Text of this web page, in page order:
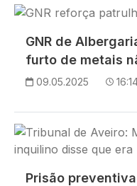
Imagem
GNR de
furto de metais
09.05.2025
Imagem
Prisão